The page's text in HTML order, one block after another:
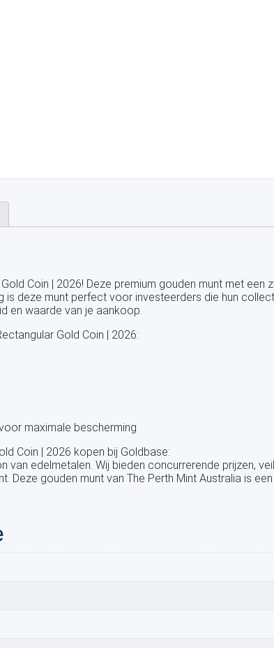
Coin | 2026! Deze premium gouden munt met
deze munt perfect voor investeerders die hun
en waarde van je aankoop.
Gold Coin | 2026:
maximale bescherming
Coin | 2026 kopen bij Goldbase:
van edelmetalen. Wij bieden concurrerende prijzen,
Deze gouden munt van The Perth Mint Australia is